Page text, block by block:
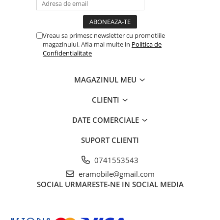
Puzzle personalizat
Rame foto personalizate
Plachete personalizate
Sort personalizat
evenimente
Umerase Personalizate
Pahare personalizate
Vreau sa primesc newsletter cu promotiile
magazinului. Afla mai multe in Politica de
Confidentialitate
MAGAZINUL MEU
CLIENTI
DATE COMERCIALE
SUPORT CLIENTI
0741553543
eramobile@gmail.com
SOCIAL URMARESTE-NE IN SOCIAL MEDIA